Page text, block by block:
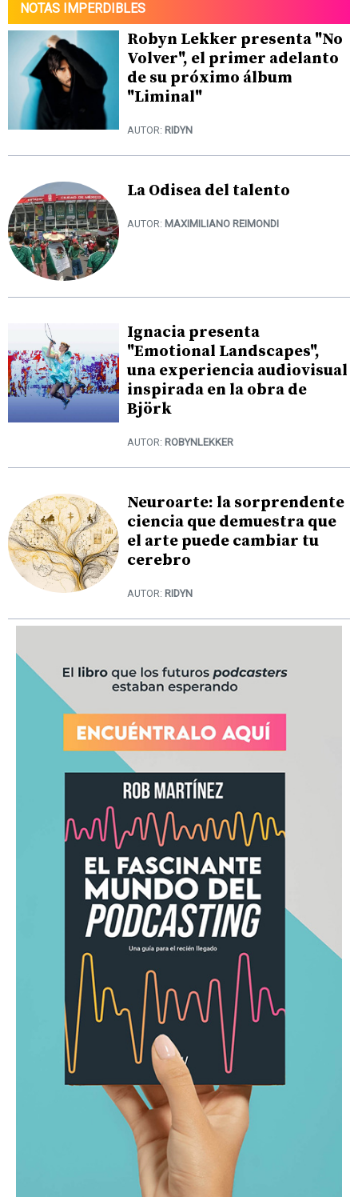
NOTAS IMPERDIBLES
Robyn Lekker presenta "No
Volver", el primer adelanto
de su próximo álbum
"Liminal"
AUTOR: RIDYN
La Odisea del talento
AUTOR: MAXIMILIANO REIMONDI
Ignacia presenta
"Emotional Landscapes",
una experiencia audiovisual
inspirada en la obra de
Björk
AUTOR: ROBYNLEKKER
Neuroarte: la sorprendente
ciencia que demuestra que
el arte puede cambiar tu
cerebro
AUTOR: RIDYN